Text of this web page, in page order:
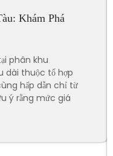
Khám Phá
phân khu
dài thuộc tổ hợp
hấp dẫn chỉ từ
ý rằng mức giá